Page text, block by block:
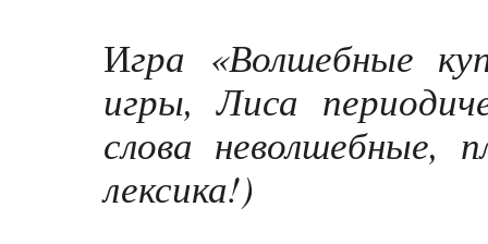
Игра «Волшебные
игры, Лиса
слова неволшебные,
лексика!)